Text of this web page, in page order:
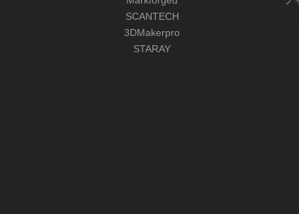
SCANTECH
3DMakerpro
STARAY